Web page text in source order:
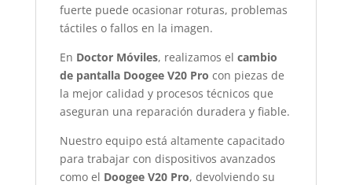
fuerte puede ocasionar roturas, problemas
táctiles o fallos en la imagen.
En Doctor Móviles, realizamos el cambio
de pantalla Doogee V20 Pro con piezas de
la mejor calidad y procesos técnicos que
aseguran una reparación duradera y fiable.
Nuestro equipo está altamente capacitado
para trabajar con dispositivos avanzados
como el Doogee V20 Pro, devolviendo su